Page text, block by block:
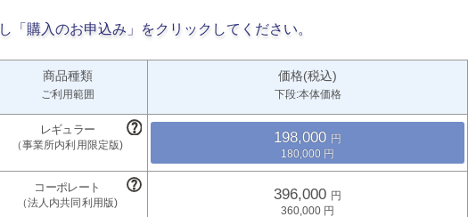
「購入のお申込み」をクリックしてください。
商品種類
ご利用範囲
価格(税込)
下段:本体価格
198,000
180,000
396,000
360,000